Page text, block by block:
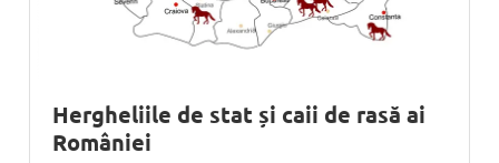
Hergheliile de stat și caii de rasă ai
României